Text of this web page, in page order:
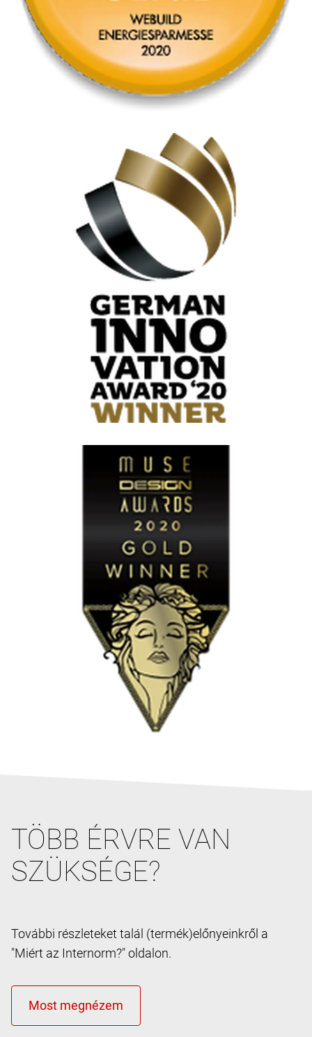
TÖBB ÉRVRE VAN
SZÜKSÉGE?
További részleteket talál (termék)előnyeinkről a
"Miért az Internorm?" oldalon.